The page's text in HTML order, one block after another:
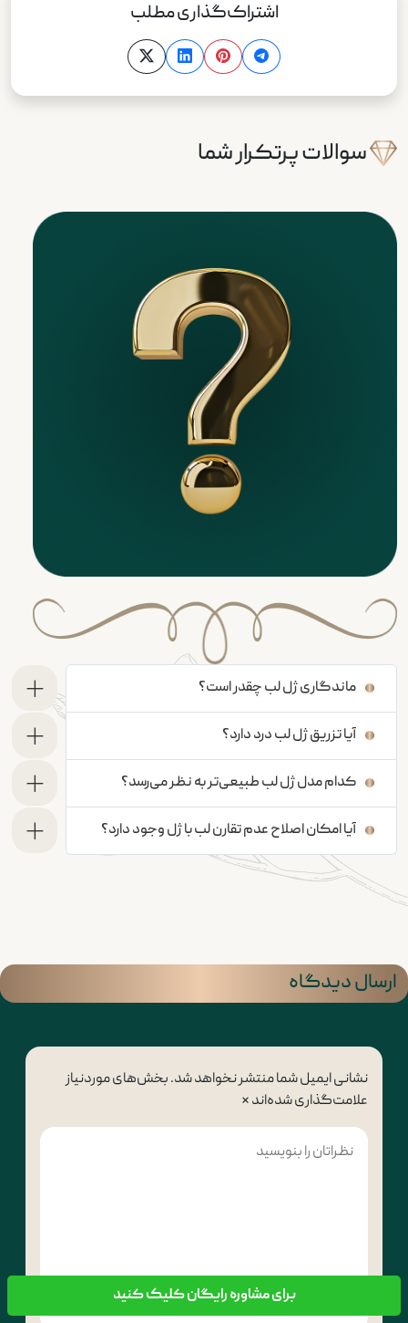
اشتراک‌گذاری مطلب
سوالات پرتکرار شما
ماندگاری ژل لب چقدر است؟
آیا تزریق ژل لب درد دارد؟
کدام مدل ژل لب طبیعی‌تر به نظر می‌رسد؟
آیا امکان اصلاح عدم تقارن لب با ژل وجود دارد؟
ارسال دیدگاه
نشانی ایمیل شما منتشر نخواهد شد.بخش‌های موردنیاز
علامت‌گذاری شده‌اند*
برای مشاوره رایگان کلیک کنید